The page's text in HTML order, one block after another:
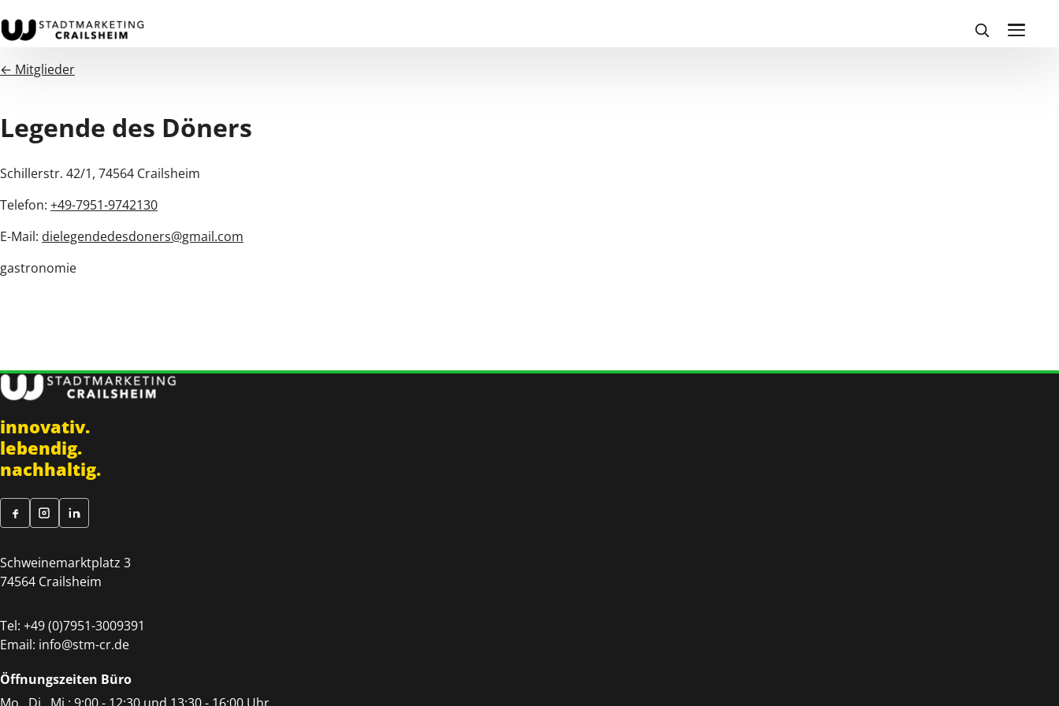
← Mitglieder
Legende des Döners
Schillerstr. 42/1, 74564 Crailsheim
Telefon: +49-7951-9742130
E-Mail: dielegendedesdoners@gmail.com
gastronomie
innovativ.
lebendig.
nachhaltig.
Schweinemarktplatz 3
74564 Crailsheim
Tel: +49 (0)7951-3009391
Email: info@stm-cr.de
Öffnungszeiten Büro
Mo., Di., Mi.: 9:00 - 12:30 und 13:30 - 16:00 Uhr